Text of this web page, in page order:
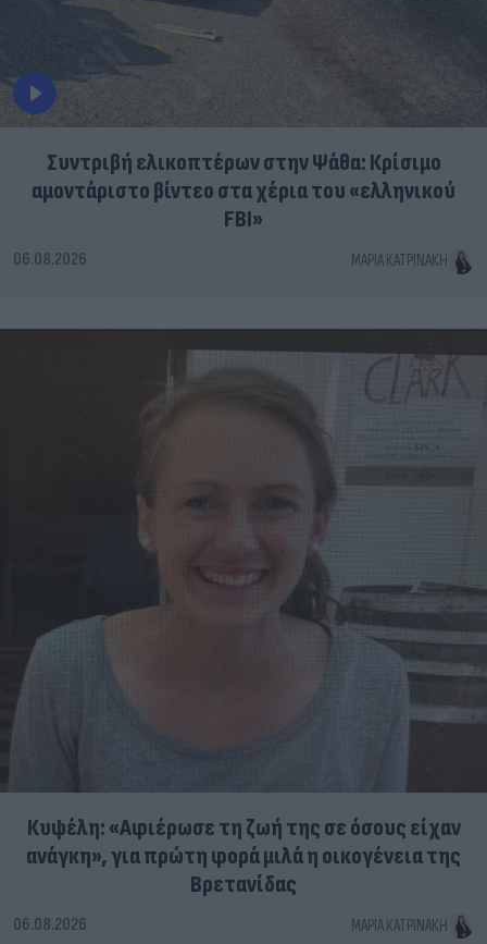
Συντριβή ελικοπτέρων στην Ψάθα: Κρίσιμο
αμοντάριστο βίντεο στα χέρια του «ελληνικού
FBI»
06.08.2026 ΜΑΡΊΑ ΚΑΤΡΙΝΆΚΗ
Κυψέλη: «Αφιέρωσε τη ζωή της σε όσους είχαν
ανάγκη», για πρώτη φορά μιλά η οικογένεια της
Βρετανίδας
06.08.2026 ΜΑΡΊΑ ΚΑΤΡΙΝΆΚΗ